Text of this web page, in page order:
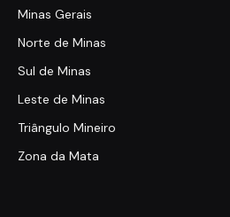
Minas Gerais
Norte de Minas
Sul de Minas
Leste de Minas
Triângulo Mineiro
Zona da Mata